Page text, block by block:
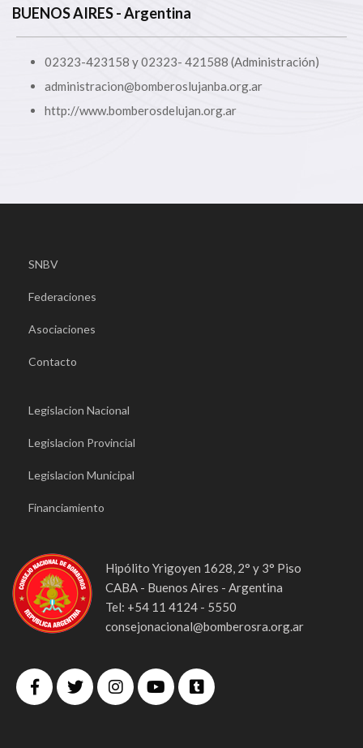
BUENOS AIRES- Argentina
02323-423158 y 02323- 421588 (Administración)
administracion@bomberoslujanba.org.ar
http://www.bomberosdelujan.org.ar
SNBV
Federaciones
Asociaciones
Contacto
Legislacion Nacional
Legislacion Provincial
Legislacion Municipal
Financiamiento
Hipólito Yrigoyen 1628, 2° y 3° Piso
CABA - Buenos Aires - Argentina
Tel: +54 11 4124 - 5550
consejonacional@bomberosra.org.ar